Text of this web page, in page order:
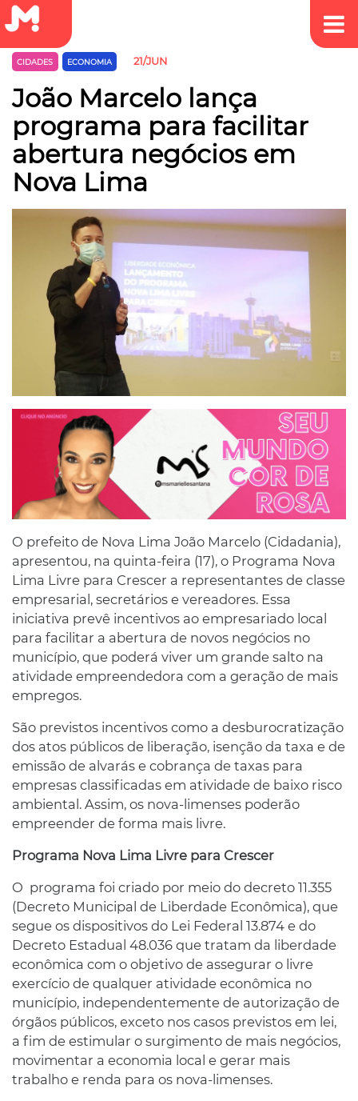
CIDADES ECONOMIA 21/JUN
João Marcelo lança
programa para facilitar
abertura negócios em
Nova Lima
O prefeito de Nova Lima João Marcelo (Cidadania),
apresentou, na quinta-feira (17), o Programa Nova
Lima Livre para Crescer a representantes de classe
empresarial, secretários e vereadores. Essa
iniciativa prevê incentivos ao empresariado local
para facilitar a abertura de novos negócios no
município, que poderá viver um grande salto na
atividade empreendedora com a geração de mais
empregos.
São previstos incentivos como a desburocratização
dos atos públicos de liberação, isenção da taxa e de
emissão de alvarás e cobrança de taxas para
empresas classificadas em atividade de baixo risco
ambiental. Assim, os nova-limenses poderão
empreender de forma mais livre.
Programa Nova Lima Livre para Crescer
O programa foi criado por meio do decreto 11.355
(Decreto Municipal de Liberdade Econômica), que
segue os dispositivos do Lei Federal 13.874 e do
Decreto Estadual 48.036 que tratam da liberdade
econômica com o objetivo de assegurar o livre
exercício de qualquer atividade econômica no
município, independentemente de autorização de
órgãos públicos, exceto nos casos previstos em lei,
a fim de estimular o surgimento de mais negócios,
movimentar a economia local e gerar mais
trabalho e renda para os nova-limenses.